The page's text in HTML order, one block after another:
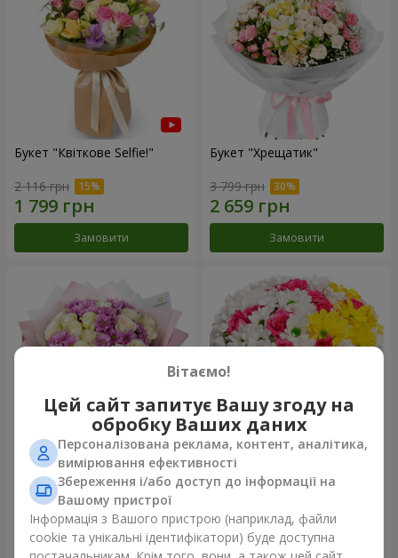
Букет "Квіткове Selfie!"
2 116 грн
Замовити
Букет "Хрещатик"
3 799 грн
Замовити
Букет "Дежавю"
2 658 грн
Замовити
Квіти в коробці "Моє серце"
Замовити
Вітаємо!
Цей сайт запитує Вашу згоду на
обробку Ваших даних
Персоналізована реклама, контент, аналітика,
вимірювання ефективності
Збереження і/або доступ до інформації на
Вашому пристрої
Інформація з Вашого пристрою (наприклад, файли
cookie та унікальні ідентифікатори) буде доступна